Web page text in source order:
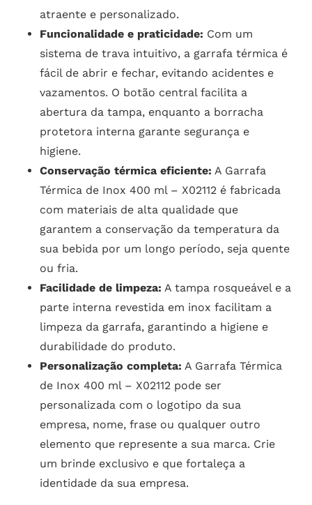
atraente e personalizado.
Funcionalidade e praticidade: Com um
sistema de trava intuitivo, a garrafa térmica é
fácil de abrir e fechar, evitando acidentes e
vazamentos. O botão central facilita a
abertura da tampa, enquanto a borracha
protetora interna garante segurança e
higiene.
Conservação térmica eficiente: A Garrafa
Térmica de Inox 400 ml – X02112 é fabricada
com materiais de alta qualidade que
garantem a conservação da temperatura da
sua bebida por um longo período, seja quente
ou fria.
Facilidade de limpeza: A tampa rosqueável e a
parte interna revestida em inox facilitam a
limpeza da garrafa, garantindo a higiene e
durabilidade do produto.
Personalização completa: A Garrafa Térmica
de Inox 400 ml – X02112 pode ser
personalizada com o logotipo da sua
empresa, nome, frase ou qualquer outro
elemento que represente a sua marca. Crie
um brinde exclusivo e que fortaleça a
identidade da sua empresa.